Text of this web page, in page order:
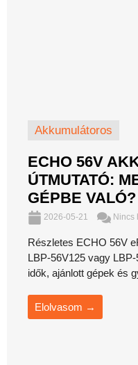
Akkumulátoros
ECHO 56V
ÚTMUTATÓ:
GÉPBE VALÓ?
2026-05-21 Nincs
Részletes ECHO 56V
LBP-56V125 vagy
idők, ajánlott gépek és
Elolvasom →